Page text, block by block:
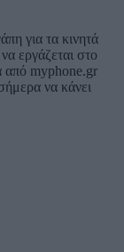
για τα κινητά
εργάζεται στο
από myphone.gr
να κάνει